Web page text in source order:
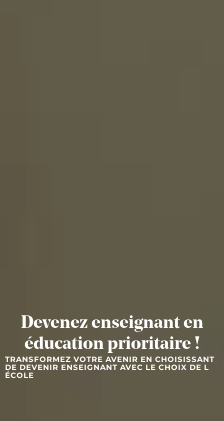
Devenez enseignant en
éducation prioritaire !
TRANSFORMEZ VOTRE AVENIR EN CHOISISSANT
DE DEVENIR ENSEIGNANT AVEC LE CHOIX DE L
ÉCOLE